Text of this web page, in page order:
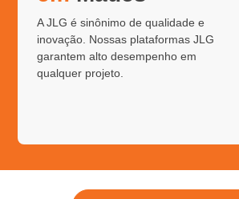
A JLG é sinônimo de qualidade e
inovação. Nossas plataformas JLG
garantem alto desempenho em
qualquer projeto.